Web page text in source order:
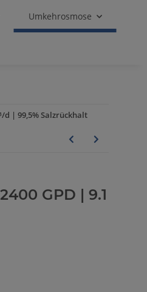
Umkehrosmose
d | 99,5% Salzrückhalt
GPD | 9.1